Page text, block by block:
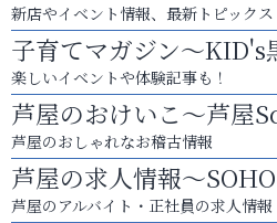
新店やイベント情報、最新トピックス
子育てマガジン～KID's
楽しいイベントや体験記事も！
芦屋のおけいこ～芦屋
芦屋のおしゃれなお稽古情報
芦屋の求人情報～
芦屋のアルバイト・正社員の求人情報